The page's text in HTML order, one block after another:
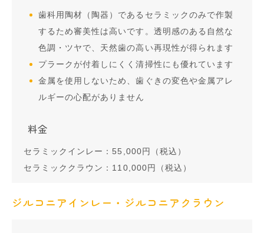
歯科用陶材（陶器）であるセラミックのみで作製
するため審美性は高いです。透明感のある自然な
色調・ツヤで、天然歯の高い再現性が得られます
プラークが付着しにくく清掃性にも優れています
金属を使用しないため、歯ぐきの変色や金属アレ
ルギーの心配がありません
料金
セラミックインレー：55,000円（税込）
セラミッククラウン：110,000円（税込）
ジルコニアインレー・ジルコニアクラウン